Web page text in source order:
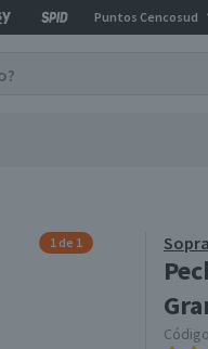
Puntos Cencosud
1 de 1